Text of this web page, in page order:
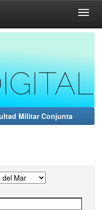
Militar Conjunta